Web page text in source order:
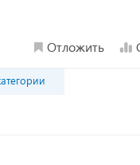
Отложить